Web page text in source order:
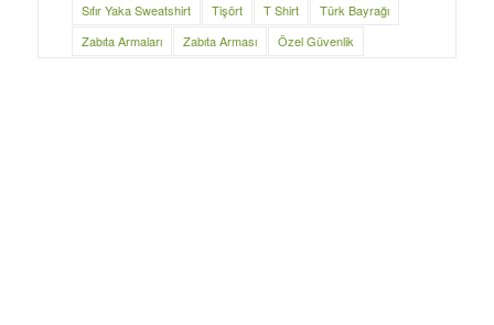
Sıfır Yaka Sweatshirt
Tişört T Shirt
Türk Bayrağı
Zabıta Armaları
Zabıta Arması Özel Güvenlik